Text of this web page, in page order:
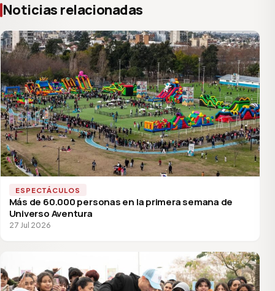
Noticias relacionadas
ESPECTÁCULOS
Más de 60.000 personas en la primera semana de
Universo Aventura
27 Jul 2026